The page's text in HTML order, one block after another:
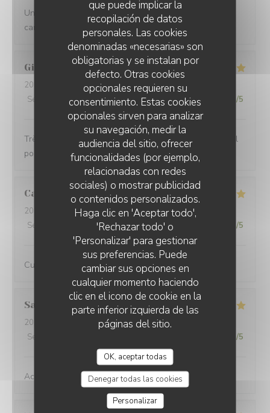
que puede implicar la
recopilación de datos
personales. Las cookies
denominadas «necesarias» son
obligatorias y se instalan por
defecto. Otras cookies
opcionales requieren su
consentimiento. Estas cookies
opcionales sirven para analizar
su navegación, medir la
audiencia del sitio, ofrecer
funcionalidades (por ejemplo,
relacionadas con redes
sociales) o mostrar publicidad
o contenidos personalizados.
Haga clic en 'Aceptar todo',
'Rechazar todo' o
'Personalizar' para gestionar
sus preferencias. Puede
cambiar sus opciones en
cualquier momento haciendo
clic en el icono de cookie en la
parte inferior izquierda de las
páginas del sitio.
OK, aceptar todas
Denegar todas las cookies
Personalizar
Une belle découverte. Une bonne ambiance, une belle
carte, et une équipe attentive !
Gildas
2025-02-01
- 19:00 - Invitados 2
Servicio
/5 Ambiente: 5/5 Menú: 5/5 Calidad / Precio /5
Très bon resto, un peu de bruit mais rien de plus normal
pour une ambiance de troquet.
Camille
2025-01-23
- 19:30 - Invitados 3
Servicio
Ambiente: 5/5 Menú:5/5 Calidad / Precio /5
Cuisine excellente et service parfait !
Sandrine
2025-01-14
- 19:30 - Invitados 2
Servicio
/5
Accueil et service très sympathique, cuisine très bonne.